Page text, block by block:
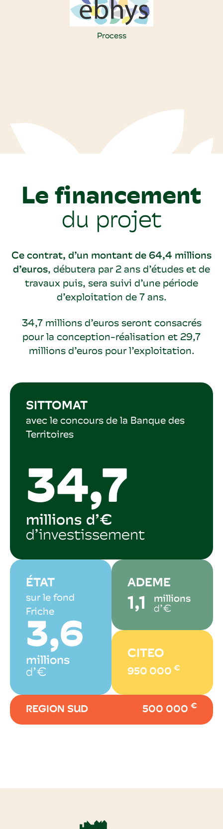
Process
Le financement
du projet
Ce contrat, d’un montant de 64,4 millions
d’euros, débutera par 2 ans d’études et de
travaux puis, sera suivi d’une période
d’exploitation de 7 ans.
34,7 millions d’euros seront consacrés
pour la conception-réalisation et 29,7
millions d’euros pour l’exploitation.
SITTOMAT
avec le concours de la Banque des
Territoires
34,7
millions d’€
d’investissement
ÉTAT
sur le fond
Friche
3,6
millions
d’€
ADEME
1,1
millions
d’€
CITEO
950 000 €
REGION SUD 500 000 €